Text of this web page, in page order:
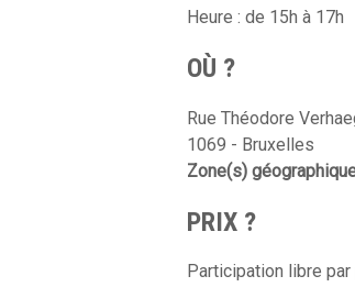
Heure : de 15h à 17h
OÙ ?
Rue Théodore
1069 - Bruxelles
Zone(s)
PRIX ?
Participation libre